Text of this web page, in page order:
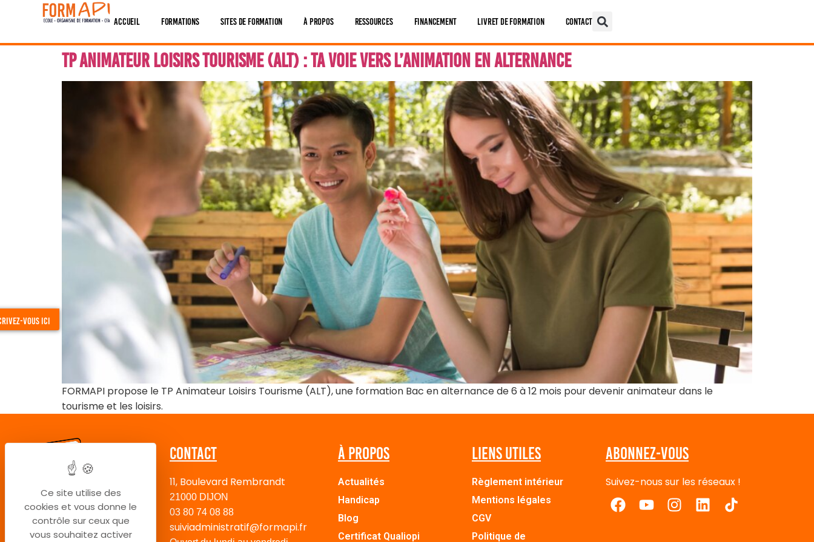
principal
Accueil Formations Sites De Formation À Propos Ressources Financement Livret De Formation Contact
vous ici
TP Animateur Loisirs Tourisme (ALT) : ta voie vers l’animation en alternance
FORMAPI propose le TP Animateur Loisirs Tourisme (ALT), une formation Bac en alternance de 6 à 12 mois pour devenir animateur dans le
tourisme et les loisirs.
Contact
11, Boulevard Rembrandt
21000 DIJON
03 80 74 08 88
suiviadministratif@formapi.fr
À propos
Actualités
Handicap
Blog
Certificat Qualiopi
Liens utiles
Règlement intérieur
Mentions légales
CGV
Politique de
Abonnez-vous
Suivez-nous sur les réseaux !
Panneau de gestion des cookies
Ce site utilise des
cookies et vous donne le
contrôle sur ceux que
vous souhaitez activer